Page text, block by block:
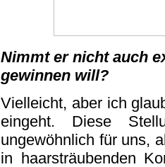
Nimmt er nicht auch
gewinnen will?
Vielleicht, aber ich
eingeht. Diese
ungewöhnlich für uns,
in haarsträubenden